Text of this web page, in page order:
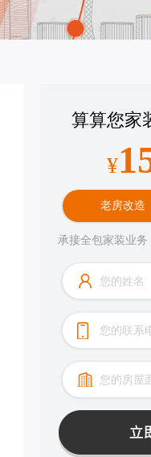
算算您家
¥
老房改造
承接全包家装业